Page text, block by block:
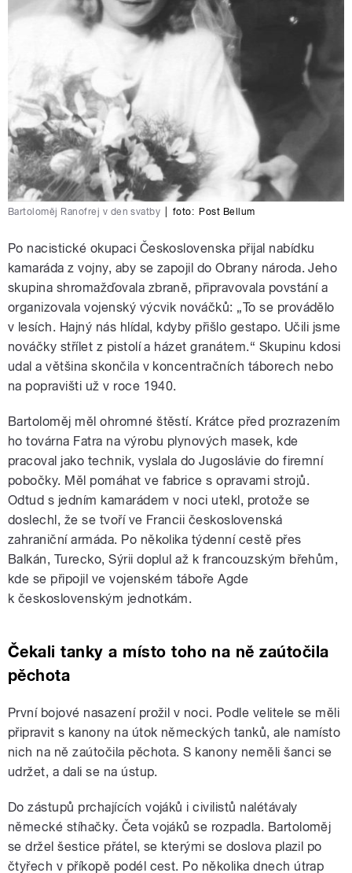
Bartoloměj Ranofrej v den svatby foto: Post Bellum
Po nacistické okupaci Československa přijal nabídku
kamaráda z vojny, aby se zapojil do Obrany národa. Jeho
skupina shromažďovala zbraně, připravovala povstání a
organizovala vojenský výcvik nováčků: „To se provádělo
v lesích. Hajný nás hlídal, kdyby přišlo gestapo. Učili jsme
nováčky střílet z pistolí a házet granátem.“ Skupinu kdosi
udal a většina skončila v koncentračních táborech nebo
na popravišti už v roce 1940.
Bartoloměj měl ohromné štěstí. Krátce před prozrazením
ho továrna Fatra na výrobu plynových masek, kde
pracoval jako technik, vyslala do Jugoslávie do firemní
pobočky. Měl pomáhat ve fabrice s opravami strojů.
Odtud s jedním kamarádem v noci utekl, protože se
doslechl, že se tvoří ve Francii československá
zahraniční armáda. Po několika týdenní cestě přes
Balkán, Turecko, Sýrii doplul až k francouzským břehům,
kde se připojil ve vojenském táboře Agde
k československým jednotkám.
Čekali tanky a místo toho na ně zaútočila
pěchota
První bojové nasazení prožil v noci. Podle velitele se měli
připravit s kanony na útok německých tanků, ale namísto
nich na ně zaútočila pěchota. S kanony neměli šanci se
udržet, a dali se na ústup.
Do zástupů prchajících vojáků i civilistů nalétávaly
německé stíhačky. Četa vojáků se rozpadla. Bartoloměj
se držel šestice přátel, se kterými se doslova plazil po
čtyřech v příkopě podél cest. Po několika dnech útrap